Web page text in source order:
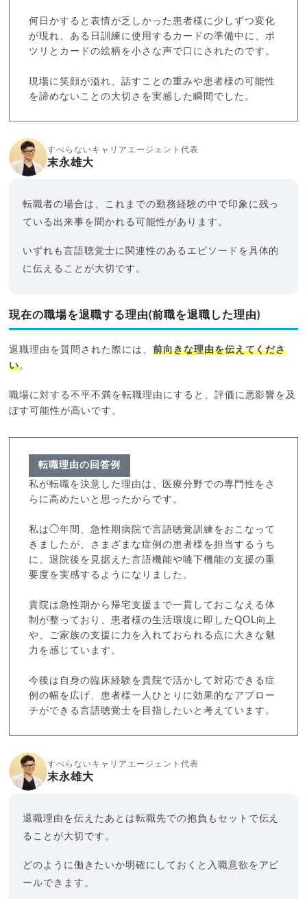
何日かすると表情が乏しかった患者様に少しずつ変化
が現れ、ある日訓練に使用するカードの準備中に、ポ
ツリとカードの絵柄を小さな声で口にされたのです。
現場に笑顔が溢れ、話すことの重みや患者様の可能性
を諦めないことの大切さを実感した瞬間でした。
すべらないキャリアエージェント代表
末永雄大
転職者の場合は、これまでの勤務経験の中で印象に残っ
ている出来事を聞かれる可能性があります。
いずれも言語聴覚士に関連性のあるエピソードを具体的
に伝えることが大切です。
現在の職場を退職する理由(前職を退職した理由)
退職理由を質問された際には、 前向きな理由を伝えてくださ
い。
職場に対する不平不満を転職理由にすると、評価に悪影響を及
ぼす可能性が高いです。
転職理由の回答例
私が転職を決意した理由は、医療分野での専門性をさ
らに高めたいと思ったからです。
私は◯年間、急性期病院で言語聴覚訓練をおこなって
きましたが、さまざまな症例の患者様を担当するうち
に、退院後を見据えた言語機能や嚥下機能の支援の重
要度を実感するようになりました。
貴院は急性期から帰宅支援まで一貫しておこなえる体
制が整っており、患者様の生活環境に即したQOL向上
や、ご家族の支援に力を入れておられる点に大きな魅
力を感じています。
今後は自身の臨床経験を貴院で活かして対応できる症
例の幅を広げ、患者様一人ひとりに効果的なアプロー
チができる言語聴覚士を目指したいと考えています。
すべらないキャリアエージェント代表
末永雄大
退職理由を伝えたあとは転職先での抱負もセットで伝え
ることが大切です。
どのように働きたいか明確にしておくと入職意欲をアピ
ールできます。